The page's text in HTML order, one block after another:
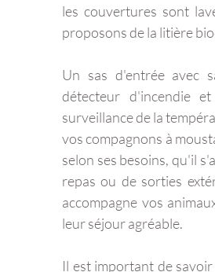
les couvertures sont
proposons de la litière
Un sas d'entrée avec
détecteur d'incendie
surveillance de la
vos compagnons à
selon ses besoins, qu'il
repas ou de sorties
accompagne vos
leur séjour agréable.
Il est important de